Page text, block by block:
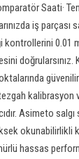
Saati·
iş parçası
kontrollerini 0.01
doğrularsınız.
kalibrasyon
Asimeto
okunabilirlikli
hassas